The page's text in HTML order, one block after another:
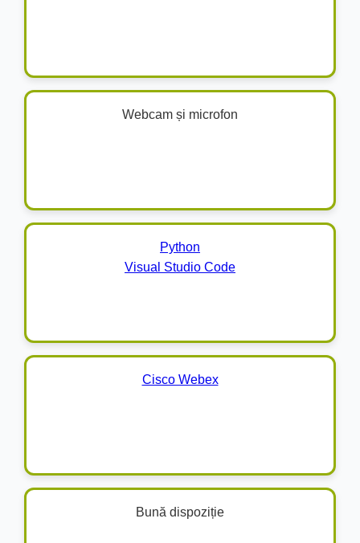
Webcam și microfon
Python
Visual Studio Code
Cisco Webex
Bună dispoziție